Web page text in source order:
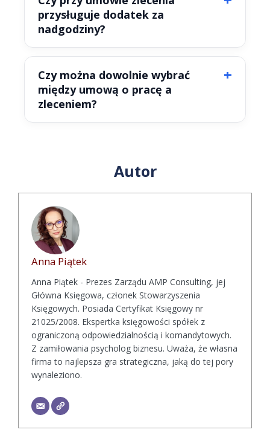
przysługuje dodatek za
nadgodziny?
Czy można dowolnie wybrać
między umową o pracę a
zleceniem?
Autor
Anna Piątek
Anna Piątek - Prezes Zarządu AMP Consulting, jej
Główna Księgowa, członek Stowarzyszenia
Księgowych. Posiada Certyfikat Księgowy nr
21025/2008. Ekspertka księgowości spółek z
ograniczoną odpowiedzialnością i komandytowych.
Z zamiłowania psycholog biznesu. Uważa, że własna
firma to najlepsza gra strategiczna, jaką do tej pory
wynaleziono.